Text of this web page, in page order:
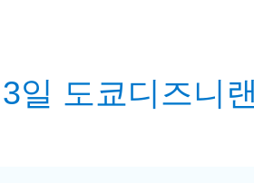
일 도쿄디즈니